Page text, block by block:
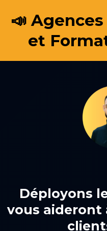
📣
et
Déployons
vous aideront